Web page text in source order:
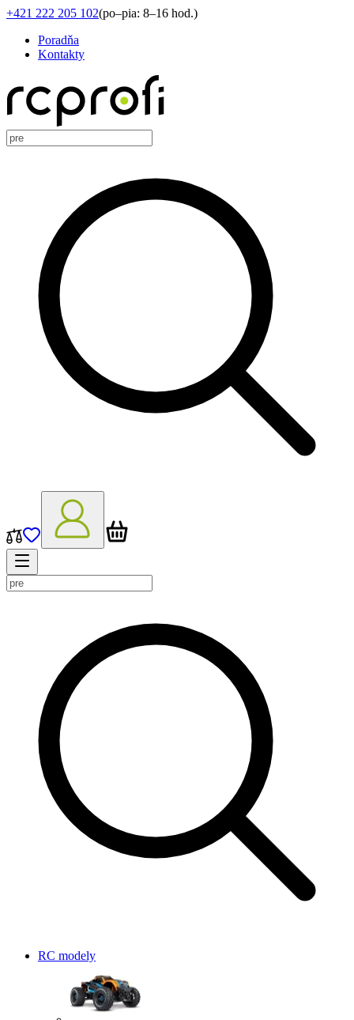
+421 222 205 102(po–pia: 8–16 hod.)
Poradňa
Kontakty
RC modely